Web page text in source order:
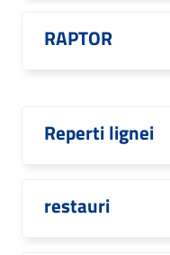
RAPTOR
Reperti lignei
restauri